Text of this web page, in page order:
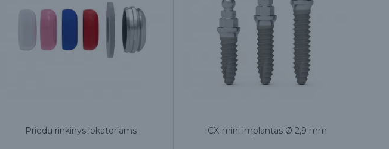
Priedų rinkinys lokatoriams ICX-mini implantas Ø 2,9 mm